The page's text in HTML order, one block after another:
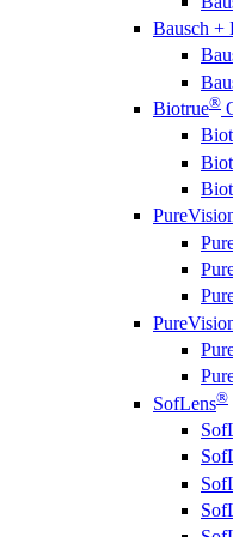
Bausch +
Biotrue®
SofLens®